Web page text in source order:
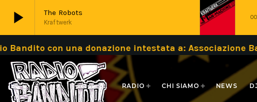
play_arrow The Robots
Kraftwerk
play_arrow Live
una donazione intestata a: Associazione Bandito
RADIO CHI SIAMO NEWS